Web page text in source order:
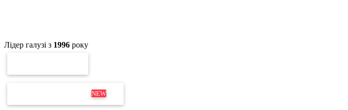
Лідер галузі з 1996 року
ОНОВЛЕННЯ MEDOCNEW